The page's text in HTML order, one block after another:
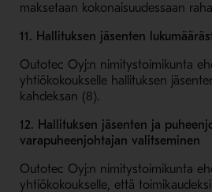
maksetaan kokonaisuudessaan
11. Hallituksen jäsenten
Outotec Oyj:n nimitystoimikunta
yhtiökokoukselle hallituksen
kahdeksan (8).
12. Hallituksen jäsenten ja
varapuheenjohtajan valitseminen
Outotec Oyj:n nimitystoimikunta
yhtiökokoukselle, että